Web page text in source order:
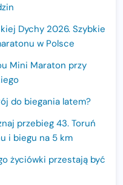
Dychy 2026. Szybkie
w Polsce
Mini Maraton przy
do biegania latem?
przebieg 43. Toruń
i biegu na 5 km
życiówki przestają być